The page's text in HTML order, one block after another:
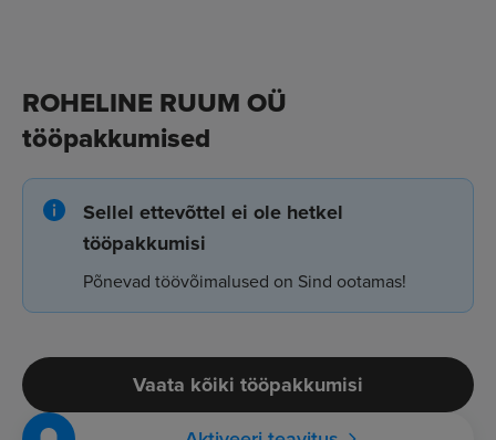
ROHELINE RUUM OÜ
tööpakkumised
Sellel ettevõttel ei ole hetkel
tööpakkumisi
Põnevad töövõimalused on Sind ootamas!
Vaata kõiki tööpakkumisi